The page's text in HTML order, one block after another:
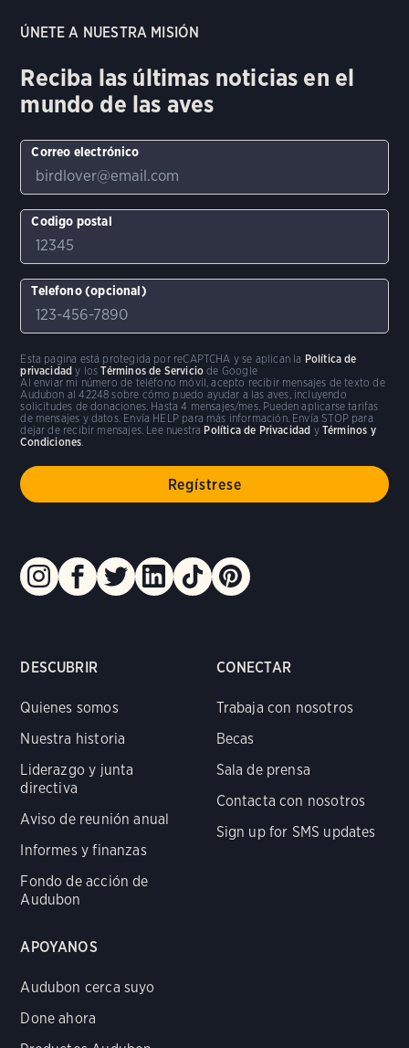
DESCUBRIR
Quienes somos
Nuestra historia
Liderazgo y junta
directiva
Aviso de reunión anual
Informes y finanzas
Fondo de acción de
Audubon
CONECTAR
Trabaja con nosotros
Becas
Sala de prensa
Contacta con nosotros
Sign up for SMS updates
APOYANOS
Audubon cerca suyo
Done ahora
ÚNETE A NUESTRA MISIÓN
Reciba las últimas noticias en el
mundo de las aves
Correo electrónico
Codigo postal
Telefono (opcional)
Al enviar mi número de teléfono móvil, acepto recibir mensajes de texto de
Audubon al 42248 sobre cómo puedo ayudar a las aves, incluyendo
solicitudes de donaciones. Hasta 4 mensajes/mes. Pueden aplicarse tarifas
de mensajes y datos. Envía HELP para más información. Envía STOP para
dejar de recibir mensajes. Lee nuestra Política de Privacidad y Términos y
Condiciones.
Esta pagina está protegida por reCAPTCHA y se aplican la Política de
privacidad y losTérminos de Servicio de Google